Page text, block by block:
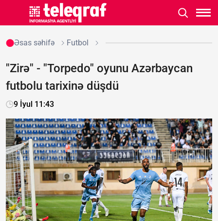
Əsas səhifə Futbol
"Zirə" - "Torpedo" oyunu Azərbaycan
futbolu tarixinə düşdü
9 İyul 11:43